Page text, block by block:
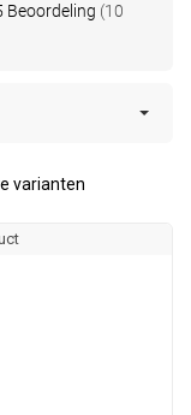
Beoordeling (10
varianten